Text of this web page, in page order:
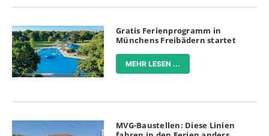
Gratis Ferienprogramm in
Münchens Freibädern startet
MEHR LESEN ...
MVG-Baustellen: Diese Linien